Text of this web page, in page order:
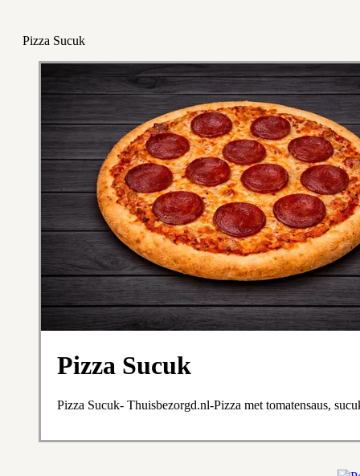
Pizza Sucuk
Pizza Sucuk
Pizza Sucuk- Thuisbezorgd.nl-Pizza met tomatensaus,